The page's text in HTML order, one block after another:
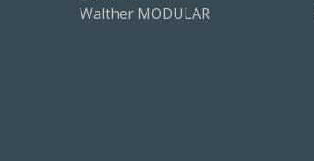
Walther MODULAR